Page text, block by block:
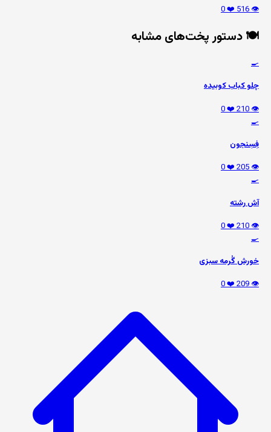
👁️ 516
❤️ 0
🍽️ دستور پخت‌های مشابه
🍳
چلو کباب کوبیده
👁️ 210
❤️ 0
🍳
فِسِنجون
👁️ 205
❤️ 0
🍳
آش رشته
👁️ 210
❤️ 0
🍳
خورش گُرمه سبزی
👁️ 209
❤️ 0